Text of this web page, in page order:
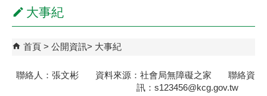
大事紀
首頁 公開資訊 大事紀
聯絡人：張文彬 資料來源：社會局無障礙之家 聯絡資
訊：s123456@kcg.gov.tw